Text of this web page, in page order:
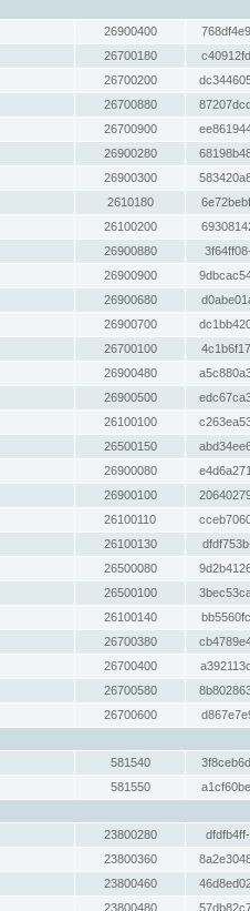
26900400
26700180
26700200
26700880
26700900
26900280
26900300
2610180
26100200
26900880
26900900
26900680
26900700
26700100
26900480
26900500
26100100
26500150
26900080
26900100
26100110
26100130
26500080
26500100
26100140
26700380
26700400
26700580
26700600
581540
581550
23800280
23800360
23800460
23800480